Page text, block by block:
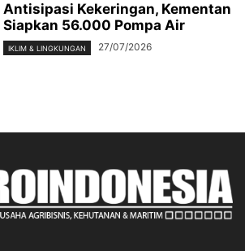
Antisipasi Kekeringan, Kementan
Siapkan 56.000 Pompa Air
IKLIM & LINGKUNGAN 27/07/2026